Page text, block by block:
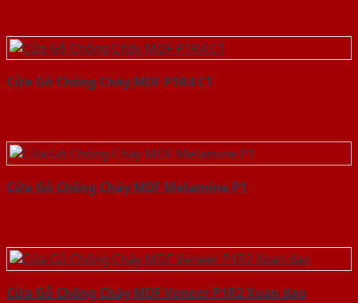
Cửa Gỗ Chống Cháy MDF P1R4 C1
Cửa Gỗ Chống Cháy MDF Melamine P1
Cửa Gỗ Chống Cháy MDF Veneer P1R2 Xoan dao